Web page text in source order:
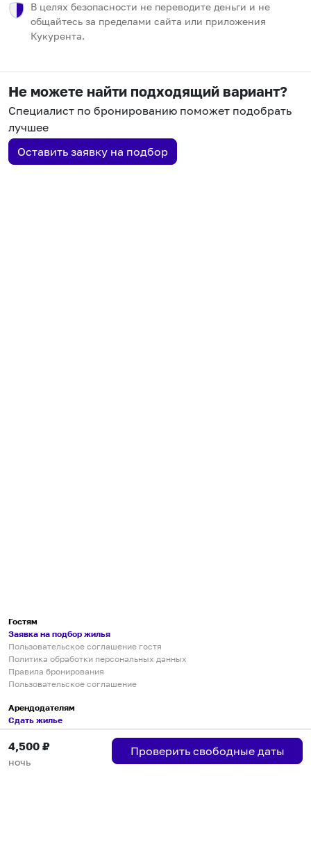
В целях безопасности не переводите деньги и не
общайтесь за пределами сайта или приложения
Кукурента.
Не можете найти подходящий вариант?
Специалист по бронированию поможет подобрать
лучшее
Оставить заявку на подбор
4,500 ₽
ночь
Проверить свободные даты
Гостям
Заявка на подбор жилья
Пользовательское соглашение гостя
Политика обработки персональных данных
Правила бронирования
Пользовательское соглашение
Арендодателям
Сдать жилье
Пользовательское соглашение
Правила публикации объявлений